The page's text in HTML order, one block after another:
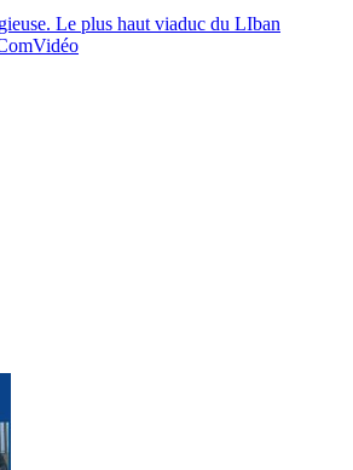
Le plus haut viaduc du LIban